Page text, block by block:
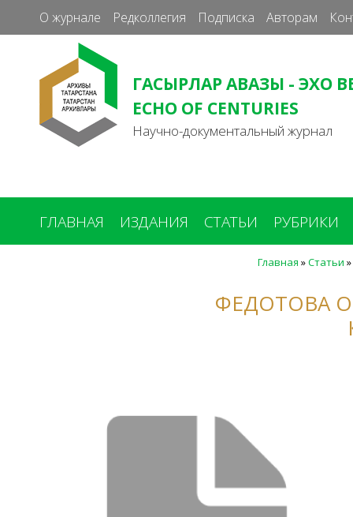
О журнале Редколлегия Подписка Авторам
ГАСЫРЛАР АВАЗЫ - ЭХО
ECHO OF CENTURIES
Научно-документальный журнал
ГЛАВНАЯ ИЗДАНИЯ СТАТЬИ РУБРИКИ
Главная »Статьи »
ФЕДОТОВА